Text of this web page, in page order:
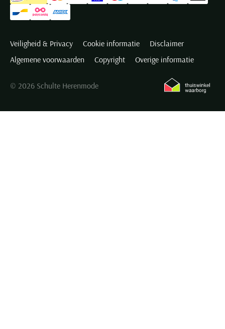
Veiligheid & Privacy Cookie informatie
Disclaimer
Algemene voorwaarden
Copyright Overige informatie
© 2026 Schulte Herenmode